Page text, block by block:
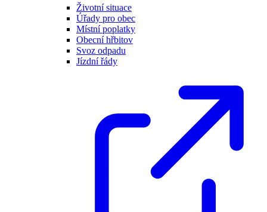
Životní situace
Úřady pro obec
Místní poplatky
Obecní hřbitov
Svoz odpadu
Jízdní řády